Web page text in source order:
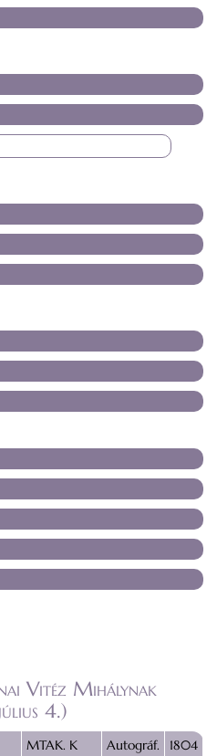
Vitéz Mihálynak
4.)
MTAK. K
Autográf.
1804